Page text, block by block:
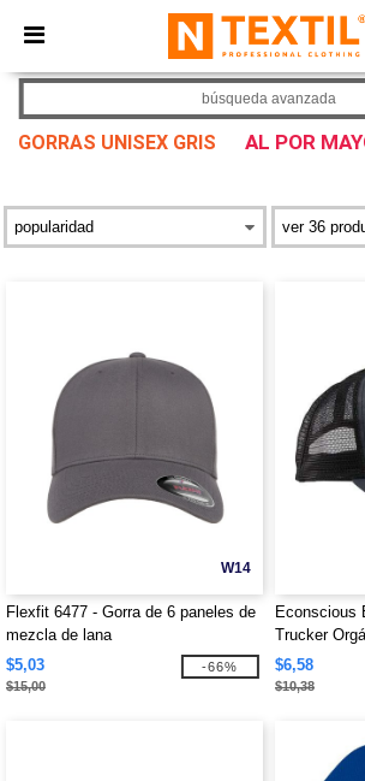
× App de Ntextil
¡Mejores precios en app!
GORRAS UNISEX GRIS AL POR
búsqueda avanzada
W14
Flexfit 6477 - Gorra de 6 paneles de
mezcla de lana
$5,03
$15,00
-66%
Econscious
Trucker
$6,58
$10,38